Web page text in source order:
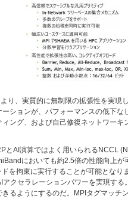
り、実質的に無制限の拡張性を実
ションが、パフォーマンスの低下
ング、および自己修復ネットワー
とAI演算ではよく用いられるNCCL
においても約2.5倍の性能向上
を拘束に実行することが可能とな
クセラレーションパワーを実現す
るようにするのだ。MPIタグマッ